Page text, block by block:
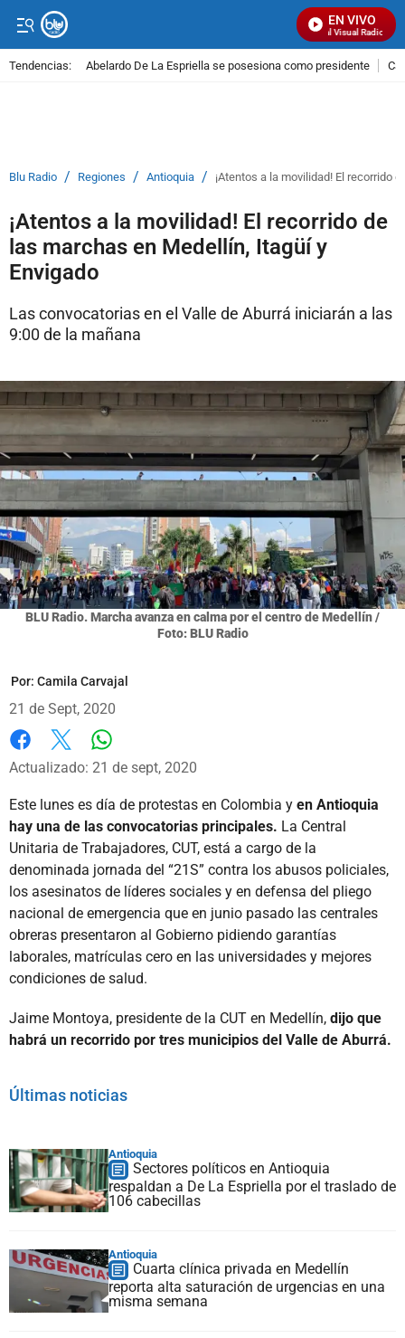
EN VIVO
Señal Visual Radio
Tendencias: Abelardo De La Espriella se posesiona como presidente
Blu Radio / Regiones / Antioquia / ¡Atentos a la movilidad! El recorrido
¡Atentos a la movilidad! El recorrido de
las marchas en Medellín, Itagüí y
Envigado
Las convocatorias en el Valle de Aburrá iniciarán a las
9:00 de la mañana
BLU Radio. Marcha avanza en calma por el centro de Medellín /
Foto: BLU Radio
Por: Camila Carvajal
21 de Sept, 2020
Facebook
X
Actualizado: 21 de sept, 2020
Este lunes es día de protestas en Colombia y en Antioquia
hay una de las convocatorias principales. La Central
Unitaria de Trabajadores, CUT, está a cargo de la
denominada jornada del “21S” contra los abusos policiales,
los asesinatos de líderes sociales y en defensa del pliego
nacional de emergencia que en junio pasado las centrales
obreras presentaron al Gobierno pidiendo garantías
laborales, matrículas cero en las universidades y mejores
condiciones de salud.
Jaime Montoya, presidente de la CUT en Medellín, dijo que
habrá un recorrido por tres municipios del Valle de Aburrá.
Últimas noticias
Antioquia
Sectores políticos en Antioquia
respaldan a De La Espriella por el traslado de
106 cabecillas
Antioquia
Cuarta clínica privada en Medellín
reporta alta saturación de urgencias en una
misma semana